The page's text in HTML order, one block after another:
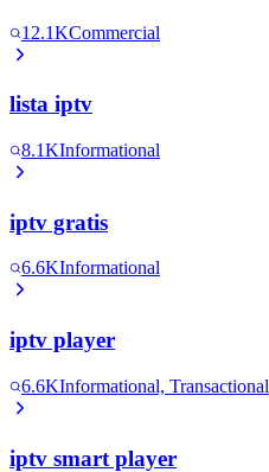
12.1KCommercial
lista iptv
8.1KInformational
iptv gratis
6.6KInformational
iptv player
6.6KInformational, Transactional
iptv smart player